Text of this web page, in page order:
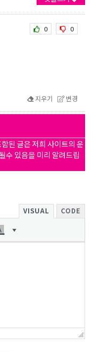
0 0
지우기 변경
된 글은 저희 사이트의 운
수 있음을 미리 알려드립
VISUAL CODE